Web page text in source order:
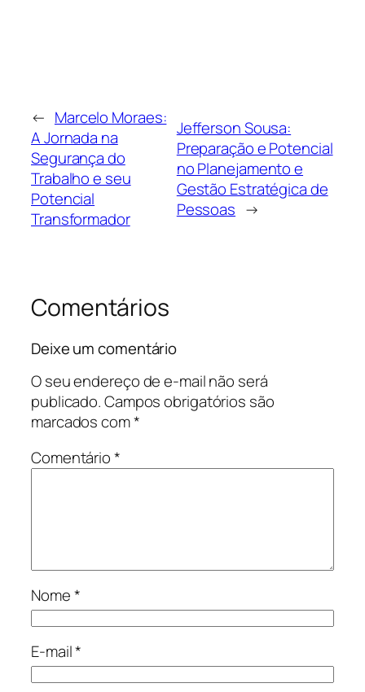
← Marcelo Moraes:
A Jornada na
Segurança do
Trabalho e seu
Potencial
Transformador
Jefferson Sousa:
Preparação e Potencial
no Planejamento e
Gestão Estratégica de
Pessoas →
Comentários
Deixe um comentário
O seu endereço de e-mail não será
publicado.Campos obrigatórios são
marcados com*
Comentário*
Nome*
E-mail*